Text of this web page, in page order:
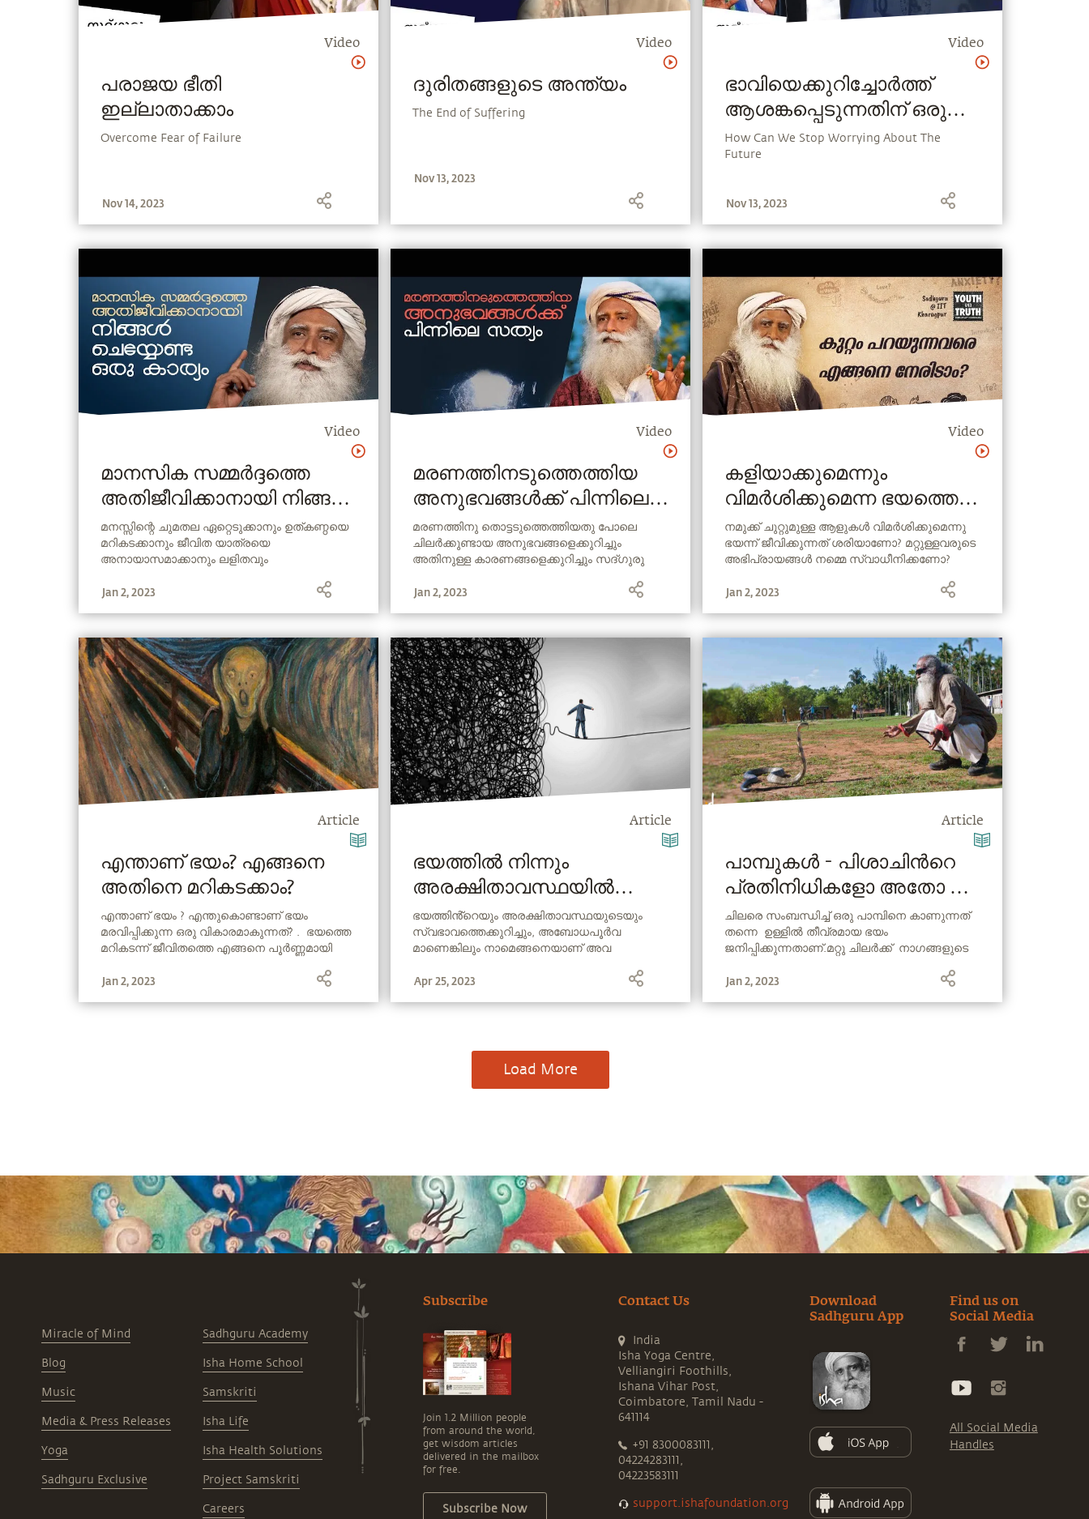
Video
പരാജയ ഭീതി
ഇല്ലാതാക്കാം
Overcome Fear of Failure
Nov 14, 2023
Video
മാനസിക സമ്മർദ്ദത്തെ
അതിജീവിക്കാനായി നിങ്ങൾ
ചെയ്യേണ്ട ഒരു കാര്യം
മനസ്സിന്റെ ചുമതല ഏറ്റെടുക്കാനും ഉത്കണ്ഠയെ
മറികടക്കാനും ജീവിത യാത്രയെ
അനായാസമാക്കാനും ലളിതവും
നമുക്ക് നൽകുന്നു.
Jan 2, 2023
Article
എന്താണ് ഭയം? എങ്ങനെ
അതിനെ മറികടക്കാം?
എന്താണ് ഭയം ? എന്തുകൊണ്ടാണ് ഭയം
മരവിപ്പിക്കുന്ന ഒരു വികാരമാകുന്നത്? . ഭയത്തെ
മറികടന്ന് ജീവിതത്തെ എങ്ങനെ പൂർണ്ണമായി
Jan 2, 2023
Video
ദുരിതങ്ങളുടെ അന്ത്യം
The End of Suffering
Nov 13, 2023
Video
മരണത്തിനടുത്തെത്തിയ
അനുഭവങ്ങൾക്ക് പിന്നിലെ
സത്യം Near death
experiences
മരണത്തിനു തൊട്ടടുത്തെത്തിയതു പോലെ
ചിലർക്കുണ്ടായ അനുഭവങ്ങളെക്കുറിച്ചും
അതിനുള്ള കാരണങ്ങളെക്കുറിച്ചും സദ്ഗുരു
Jan 2, 2023
Article
ഭയത്തിൽ നിന്നും
അരക്ഷിതാവസ്ഥയിൽ
നിന്നുമുള്ള മോചനം
ഭയത്തിൻ്റെയും അരക്ഷിതാവസ്ഥയുടെയും
സ്വഭാവത്തെക്കുറിച്ചും, അബോധപൂർവ
മാണെങ്കിലും നാമെങ്ങനെയാണ് അവ
സദ്‌ഗുരു ഉത്തരം നൽകുന്നു.
Apr 25, 2023
Video
ഭാവിയെക്കുറിച്ചോർത്ത്
ആശങ്കപ്പെടുന്നതിന് ഒരു
അവസാനമുണ്ടാവുമോ?
How Can We Stop Worrying About The
Future
Nov 13, 2023
Video
കളിയാക്കുമെന്നും
വിമർശിക്കുമെന്ന ഭയത്തെ
എങ്ങനെ നേരിടാം ? |
Overcome Fear Of Being
നമുക്ക് ചുറ്റുമുള്ള ആളുകൾ വിമർശിക്കുമെന്നു
ഭയന്ന് ജീവിക്കുന്നത് ശരിയാണോ? മറ്റുള്ളവരുടെ
അഭിപ്രായങ്ങൾ നമ്മെ സ്വാധീനിക്കണോ?
സദ്‌ഗുരുവിൻ്റെ ഉത്തരം കാണുക.
Jan 2, 2023
Article
പാമ്പുകൾ - പിശാചിന്‍റെ
പ്രതിനിധികളോ അതോ
ദൈവികമോ?
ചിലരെ സംബന്ധിച്ച് ഒരു പാമ്പിനെ കാണുന്നത്
തന്നെ ഉള്ളിൽ തീവ്രമായ ഭയം
ജനിപ്പിക്കുന്നതാണ്.മറ്റു ചിലർക്ക് നാഗങ്ങളുടെ
ഇഴചേർന്നു കിടക്കുന്നവയാണ്.
Jan 2, 2023
Load More
Miracle of Mind
Blog
Music
Media & Press Releases
Yoga
Sadhguru Exclusive
Sadhguru Academy
Isha Home School
Samskriti
Isha Life
Isha Health Solutions
Project Samskriti
Careers
Subscribe
Join 1.2 Million people
from around the world,
get wisdom articles
delivered in the mailbox
for free.
Subscribe Now
Contact Us
India
Isha Yoga Centre,
Velliangiri Foothills,
Ishana Vihar Post,
Coimbatore, Tamil Nadu -
641114
+91 8300083111,
04224283111,
04223583111
support.ishafoundation.org
Download
Sadhguru App
Find us on
Social Media
All Social Media
Handles